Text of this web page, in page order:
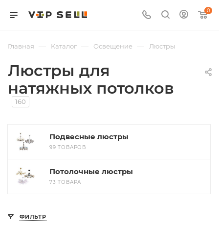
0
Главная — Каталог — Освещение — Люстры
Люстры для
натяжных потолков
160
Подвесные люстры
99 ТОВАРОВ
Потолочные люстры
73 ТОВАРА
ФИЛЬТР